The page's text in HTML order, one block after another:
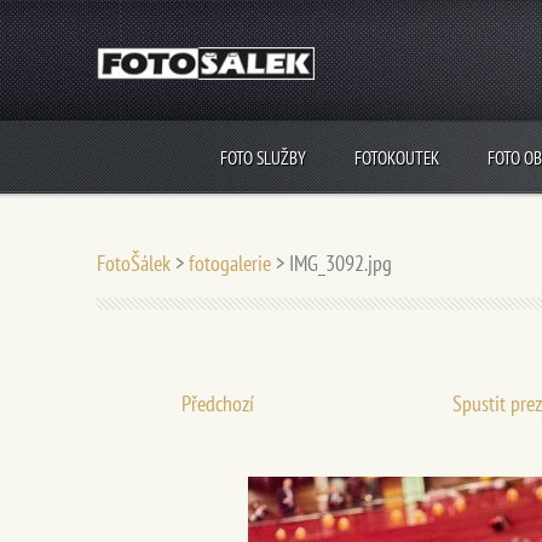
FOTO SLUŽBY FOTOKOUTEK FOTO
FotoŠálek >fotogalerie > IMG_3092.jpg
Předchozí Spustit